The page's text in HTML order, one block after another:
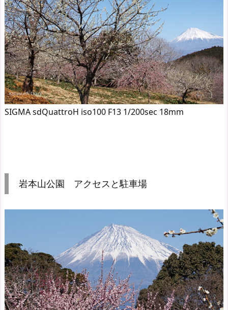
SIGMA sdQuattroH iso100 F13 1/200sec 18mm
岩本山公園 アクセスと駐車場